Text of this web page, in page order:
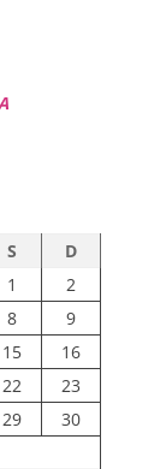
S
D
1
2
8
9
15
16
22
23
29
30